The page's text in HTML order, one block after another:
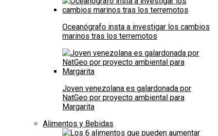
Oceanógrafo insta a investigar los cambios
marinos tras los terremotos
Joven venezolana es galardonada por
NatGeo por proyecto ambiental para
Margarita
Alimentos y Bebidas